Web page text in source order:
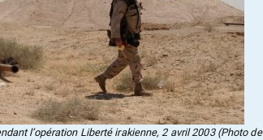
l’opération Liberté irakienne, 2 avril 2003 (Photo de